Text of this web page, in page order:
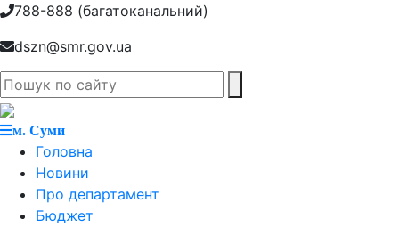
788-888 (багатоканальний)
dszn@smr.gov.ua
м. Суми
Головна
Новини
Про департамент
Бюджет